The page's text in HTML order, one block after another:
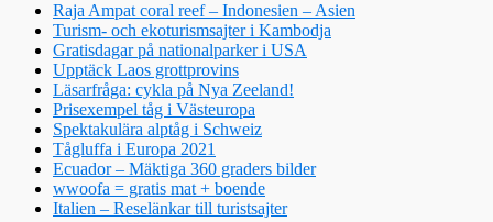
Raja Ampat coral reef – Indonesien – Asien
Turism- och ekoturismsajter i Kambodja
Gratisdagar på nationalparker i USA
Upptäck Laos grottprovins
Läsarfråga: cykla på Nya Zeeland!
Prisexempel tåg i Västeuropa
Spektakulära alptåg i Schweiz
Tågluffa i Europa 2021
Ecuador – Mäktiga 360 graders bilder
wwoofa = gratis mat + boende
Italien – Reselänkar till turistsajter